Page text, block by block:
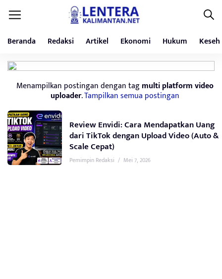
Beranda Redaksi Artikel Ekonomi Hukum
Menampilkan postingan dengan tagmulti platform video
uploader.Tampilkan semua postingan
Review Envidi: Cara Mendapatkan Uang
dari TikTok dengan Upload Video (Auto &
Scale Cepat)
Pemimpin Redaksi / Mei 7, 2026